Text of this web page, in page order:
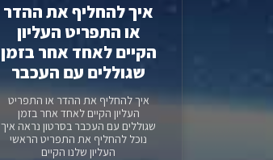
איך להחליף את ההדר
או התפריט העליון
הקיים לאחד אחר בזמן
שגוללים עם העכבר
איך להחליף את ההדר או התפריט
העליון הקיים לאחד אחר בזמן
שגוללים עם העכבר בסרטון נראה איך
נוכל להחליף את התפריט הראשי
העליון שלנו הקיים